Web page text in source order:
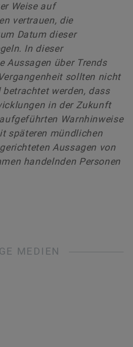
Weise auf
vertrauen, die
Datum dieser
In dieser
Aussagen über Trends
sollten nicht
werden, dass
in der Zukunft
Warnhinweise
späteren mündlichen
Aussagen von
handelnden Personen
MEDIEN